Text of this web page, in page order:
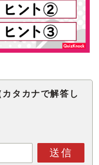
タカナで解答し
送信